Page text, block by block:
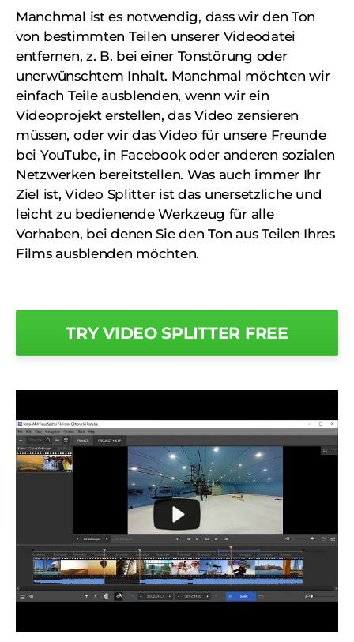
Manchmal ist es notwendig, dass wir den Ton
von bestimmten Teilen unserer Videodatei
entfernen, z. B. bei einer Tonstörung oder
unerwünschtem Inhalt. Manchmal möchten wir
einfach Teile ausblenden, wenn wir ein
Videoprojekt erstellen, das Video zensieren
müssen, oder wir das Video für unsere Freunde
bei YouTube, in Facebook oder anderen sozialen
Netzwerken bereitstellen. Was auch immer Ihr
Ziel ist, Video Splitter ist das unersetzliche und
leicht zu bedienende Werkzeug für alle
Vorhaben, bei denen Sie den Ton aus Teilen Ihres
Films ausblenden möchten.
TRY VIDEO SPLITTER FREE